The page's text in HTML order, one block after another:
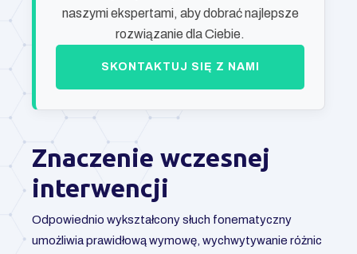
naszymi ekspertami, aby dobrać najlepsze
rozwiązanie dla Ciebie.
SKONTAKTUJ SIĘ Z NAMI
Znaczenie wczesnej
interwencji
Odpowiednio wykształcony słuch fonematyczny
umożliwia prawidłową wymowę, wychwytywanie różnic